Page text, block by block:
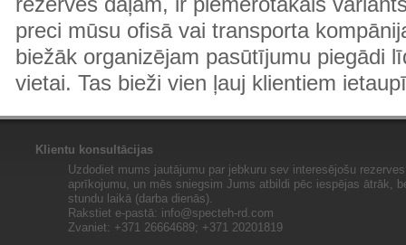
preci mūsu ofisā vai transporta
biežāk organizējam pasūtījumu piegādi
vietai. Tas bieži vien ļauj klientiem
Klientu konsultācijas
Uzdodiet mums jautājumu par jebkuru sev interesējošu
aprīkojumu, un mēs sniegsim Jums atbildi pēc iespējas ātrāk,
stundu laikā (darba dienās).
Rakstiet e-pastā: info@specteh-rd.com
Zvaniet: +371 26664689; +371 20201819